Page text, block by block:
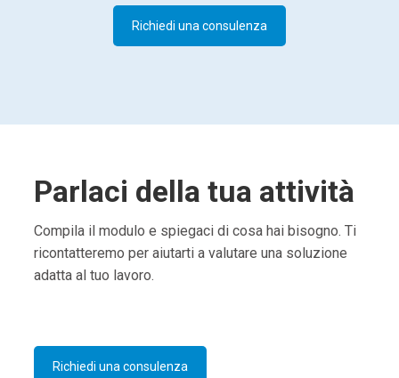
Richiedi una consulenza
Parlaci della tua attività
Compila il modulo e spiegaci di cosa hai bisogno. Ti
ricontatteremo per aiutarti a valutare una soluzione
adatta al tuo lavoro.
Richiedi una consulenza